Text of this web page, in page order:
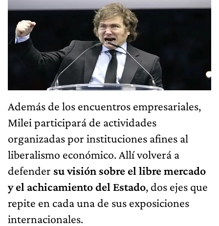
Además de los encuentros empresariales,
Milei participará de actividades
organizadas por instituciones afines al
liberalismo económico. Allí volverá a
defender su visión sobre el libre mercado
y el achicamiento del Estado, dos ejes que
repite en cada una de sus exposiciones
internacionales.